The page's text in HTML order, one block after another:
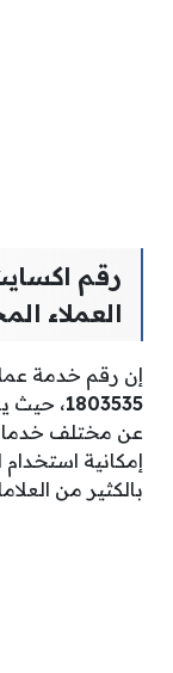
رقم
العملاء
إن رقم خدمة
1803535، حيث
عن مختلف
إمكانية
بالكثير من